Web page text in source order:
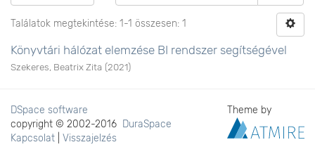
Találatok megtekintése: 1-1 összesen: 1
Könyvtári hálózat elemzése BI rendszer segítségével
Szekeres, Beatrix Zita (2021)
DSpace software
copyright © 2002-2016 DuraSpace
Kapcsolat
Visszajelzés
Theme by